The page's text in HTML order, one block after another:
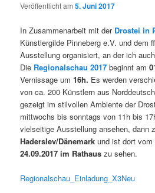
Veröffentlicht am5. Juni 2017
In Zusammenarbeit mit der Drostei in
Künstlergilde Pinneberg e.V. und dem
Ausstellung organisiert, an der ich
Die Regionalschau 2017 beginnt am
Vernissage um16h. Es werden
von ca. 200 Künstlern aus
gezeigt im stilvollen Ambiente der
mittwochs bis sonntags von 11h bis
vielseitige Ausstellung ansehen, dann
Haderslev/Dänemark und ist dort vom
24.09.2017 im Rathaus zu sehen.
Regionalschau_Einladung_X3Neu